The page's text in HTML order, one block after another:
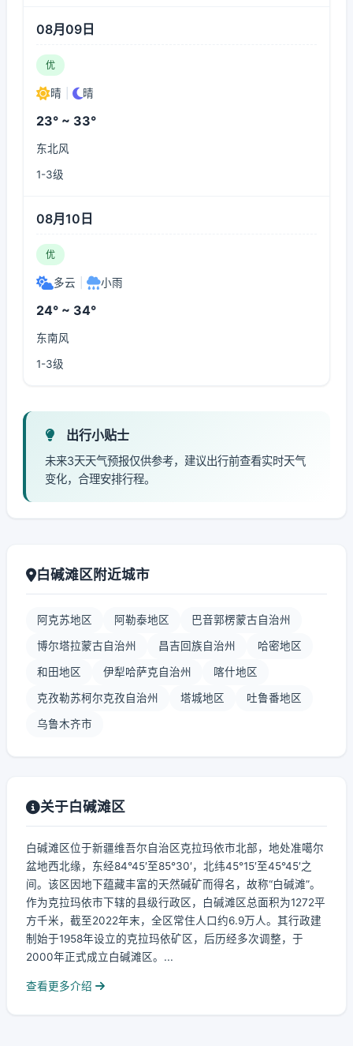
08月09日
优
晴 晴
23° ~ 33°
东北风
1-3级
08月10日
优
多云 小雨
24° ~ 34°
东南风
1-3级
出行小贴士
未来3天天气预报仅供参考，建议出行前查看实时天气
变化，合理安排行程。
白碱滩区附近城市
阿克苏地区 阿勒泰地区 巴音郭楞蒙古自治州
博尔塔拉蒙古自治州 昌吉回族自治州 哈密地区
和田地区 伊犁哈萨克自治州 喀什地区
克孜勒苏柯尔克孜自治州 塔城地区 吐鲁番地区
乌鲁木齐市
关于白碱滩区
白碱滩区位于新疆维吾尔自治区克拉玛依市北部，地处准噶尔
盆地西北缘，东经84°45′至85°30′，北纬45°15′至45°45′之
间。该区因地下蕴藏丰富的天然碱矿而得名，故称“白碱滩”。
作为克拉玛依市下辖的县级行政区，白碱滩区总面积为1272平
方千米，截至2022年末，全区常住人口约6.9万人。其行政建
制始于1958年设立的克拉玛依矿区，后历经多次调整，于
2000年正式成立白碱滩区。...
查看更多介绍